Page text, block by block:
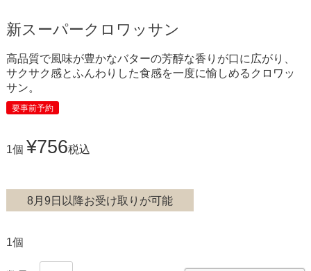
新スーパークロワッサン
高品質で風味が豊かなバターの芳醇な香りが口に広がり、
サクサク感とふんわりした食感を一度に愉しめるクロワッ
サン。
要事前予約
1個 ¥756税込
8月9日以降お受け取りが可能
1個